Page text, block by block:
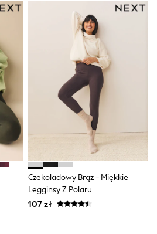
Czekoladowy Brąz - Miękkie
Legginsy Z Polaru
107 zł